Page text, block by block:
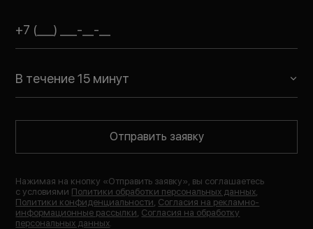
В течение 15 минут
Отправить заявку
Нажимая на кнопку «Отправить заявку», вы соглашаетесь
с условиями Политики обработки персональных данных
Политики конфиденциальности Согласия на рекламно-
информационные рассылки Согласия на обработку
персональных данных